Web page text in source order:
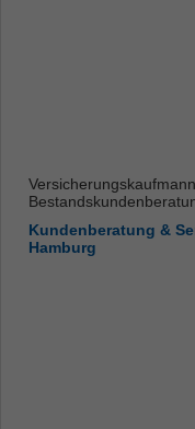
Kundenberatung &
Hamburg